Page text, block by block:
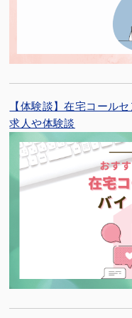
【体験談】在宅コール
求人や体験談